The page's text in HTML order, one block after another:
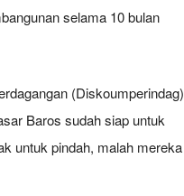
selama 10 bulan
(Diskoumperindag)
Baros sudah siap untuk
untuk pindah, malah mereka